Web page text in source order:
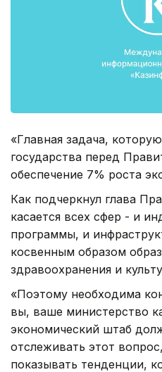
«Главная задача,
государства перед
обеспечение 7% роста
Как подчеркнул глава
касается всех сфер - и
программы, и
косвенным образом
здравоохранения и
«Поэтому необходима
вы, ваше министерство
экономический штаб
отслеживать этот
показывать тенденции,